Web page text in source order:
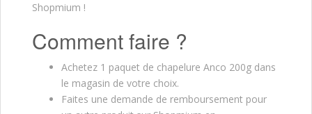
Shopmium !
Comment faire ?
Achetez 1 paquet de chapelure Anco 200g dans
le magasin de votre choix.
Faites une demande de remboursement pour